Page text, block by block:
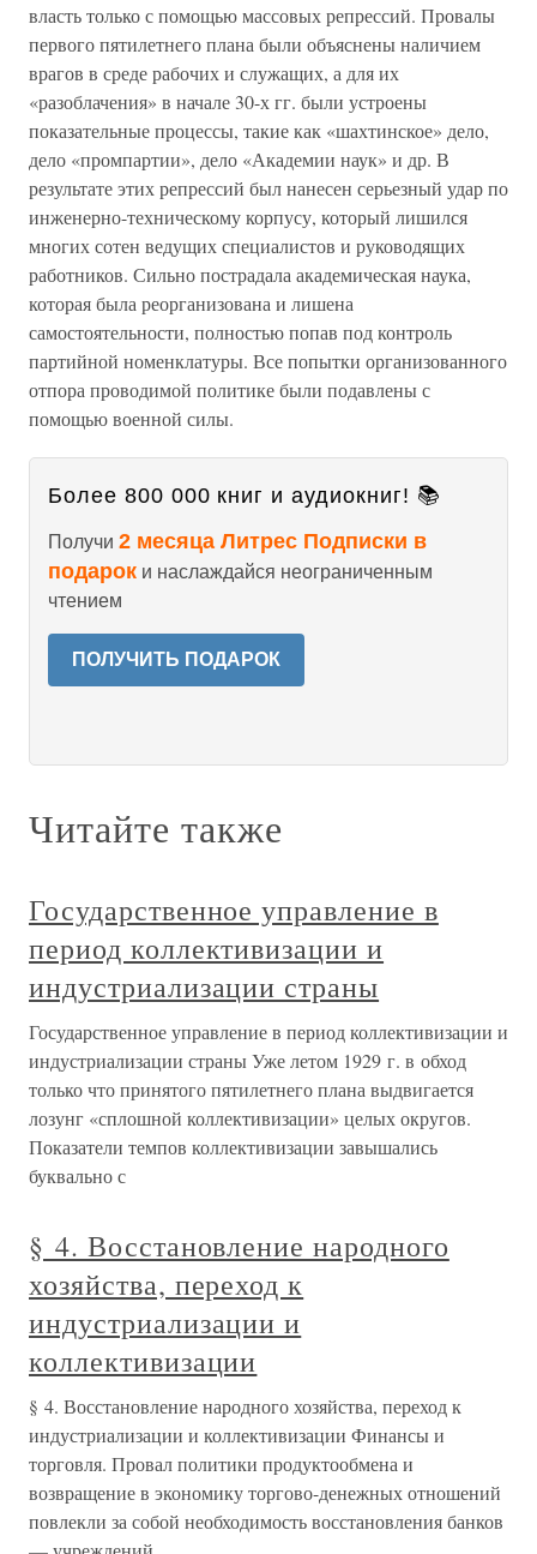
власть только с помощью массовых репрессий. Провалы
первого пятилетнего плана были объяснены наличием
врагов в среде рабочих и служащих, а для их
«разоблачения» в начале 30-х гг. были устроены
показательные процессы, такие как «шахтинское» дело,
дело «промпартии», дело «Академии наук» и др. В
результате этих репрессий был нанесен серьезный удар по
инженерно-техническому корпусу, который лишился
многих сотен ведущих специалистов и руководящих
работников. Сильно пострадала академическая наука,
которая была реорганизована и лишена
самостоятельности, полностью попав под контроль
партийной номенклатуры. Все попытки организованного
отпора проводимой политике были подавлены с
помощью военной силы.
Более 800 000 книг и аудиокниг! 📚
Получи 2 месяца Литрес Подписки в
подарок и наслаждайся неограниченным
чтением
ПОЛУЧИТЬ ПОДАРОК
Читайте также
Государственное управление в
период коллективизации и
индустриализации страны
Государственное управление в период коллективизации и
индустриализации страны Уже летом 1929 г. в обход
только что принятого пятилетнего плана выдвигается
лозунг «сплошной коллективизации» целых округов.
Показатели темпов коллективизации завышались
буквально с
§ 4. Восстановление народного
хозяйства, переход к
индустриализации и
коллективизации
§ 4. Восстановление народного хозяйства, переход к
индустриализации и коллективизации Финансы и
торговля. Провал политики продуктообмена и
возвращение в экономику торгово-денежных отношений
повлекли за собой необходимость восстановления банков